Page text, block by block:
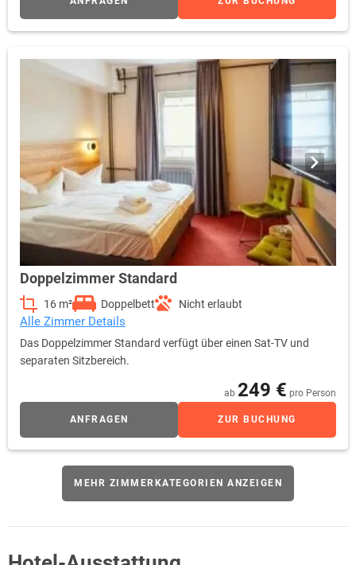
Doppelzimmer Standard
16 m² Doppelbett Nicht erlaubt
Alle Zimmer Details
Das Doppelzimmer Standard verfügt über einen Sat-TV und
separaten Sitzbereich.
ab 249 € pro Person
ANFRAGEN ZUR BUCHUNG
MEHR ZIMMERKATEGORIEN ANZEIGEN